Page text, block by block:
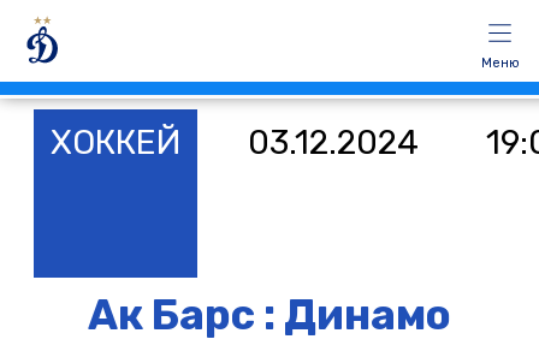
Меню
ХОККЕЙ 03.12.2024
Ак Барс : Динамо